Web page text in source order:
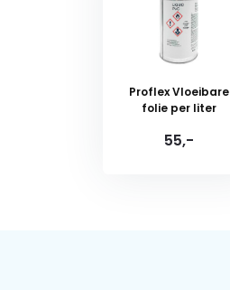
Proflex Vloeibare
folie per liter
55,-